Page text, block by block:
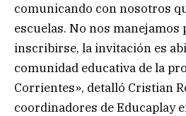
comunicando con nosotros
escuelas. No nos manejamos
inscribirse, la invitación es
comunidad educativa de la
Corrientes», detalló Cristian
coordinadores de Educaplay